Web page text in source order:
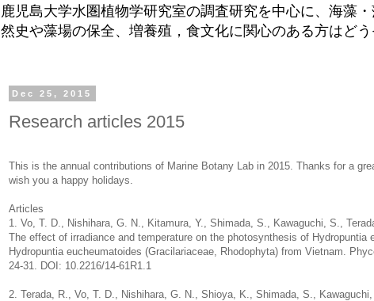
鹿児島大学水圏植物学研究室の調査研究を中心に、海藻
然史や藻場の保全、増養殖，食文化に関心のある方はどう
Dec 25, 2015
Research articles 2015
This is the annual contributions of Marine Botany Lab in 2015. Thanks for a
wish you a happy holidays.
Articles
1. Vo, T. D., Nishihara, G. N., Kitamura, Y., Shimada, S., Kawaguchi, S.,
The effect of irradiance and temperature on the photosynthesis of Hydropuntia
Hydropuntia eucheumatoides (Gracilariaceae, Rhodophyta) from Vietnam.
24-31. DOI: 10.2216/14-61R1.1
2. Terada, R., Vo, T. D., Nishihara, G. N., Shioya, K., Shimada, S.,